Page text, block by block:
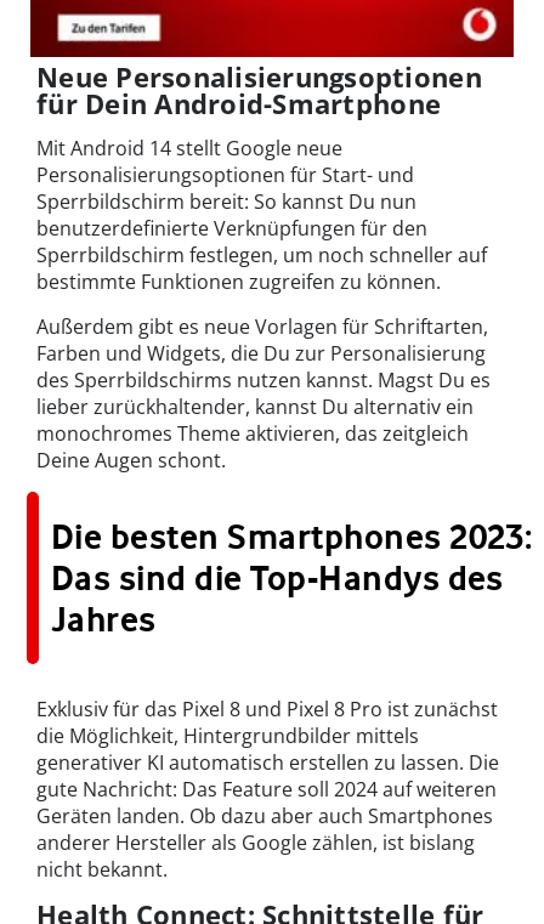
Neue Personalisierungsoptionen
für Dein Android-Smartphone
Mit Android 14 stellt Google neue
Personalisierungsoptionen für Start- und
Sperrbildschirm bereit: So kannst Du nun
benutzerdefinierte Verknüpfungen für den
Sperrbildschirm festlegen, um noch schneller auf
bestimmte Funktionen zugreifen zu können.
Außerdem gibt es neue Vorlagen für Schriftarten,
Farben und Widgets, die Du zur Personalisierung
des Sperrbildschirms nutzen kannst. Magst Du es
lieber zurückhaltender, kannst Du alternativ ein
monochromes Theme aktivieren, das zeitgleich
Deine Augen schont.
Die besten Smartphones 2023:
Das sind die Top-Handys des
Jahres
Exklusiv für das Pixel 8 und Pixel 8 Pro ist zunächst
die Möglichkeit, Hintergrundbilder mittels
generativer KI automatisch erstellen zu lassen. Die
gute Nachricht: Das Feature soll 2024 auf weiteren
Geräten landen. Ob dazu aber auch Smartphones
anderer Hersteller als Google zählen, ist bislang
nicht bekannt.
Health Connect: Schnittstelle für